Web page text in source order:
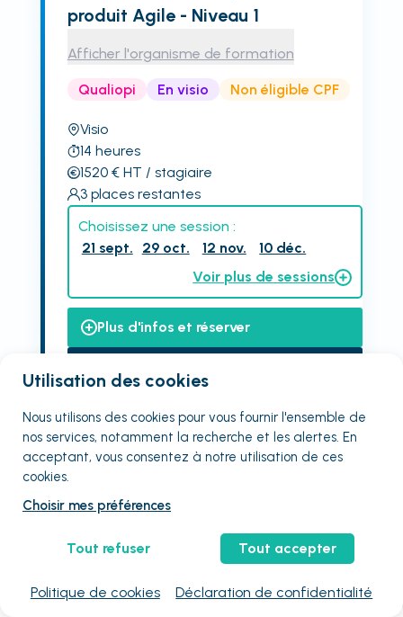
produit Agile - Niveau 1
Afficher l'organisme de formation
Qualiopi En visio Non éligible CPF
Visio
14 heures
1520€ HT / stagiaire
3 places restantes
Choisissez une session :
21 sept.
29 oct. 12 nov.
10 déc.
Voir plus de sessions
Plus d'infos et réserver
Devenir manager agile niveau ii
(certification scrummaster psm ii)
Afficher l'organisme de formation
Qualiopi En visio Non éligible CPF
Utilisation des cookies
Nous utilisons des cookies pour vous fournir l'ensemble de
nos services, notamment la recherche et les alertes. En
acceptant, vous consentez à notre utilisation de ces
cookies.
Choisir mes préférences
Tout refuser Tout accepter
Politique de cookies Déclaration de confidentialité